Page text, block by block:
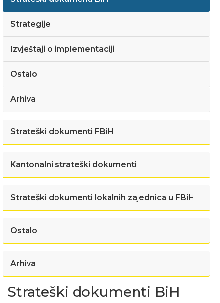
Strategije
Izvještaji o implementaciji
Ostalo
Arhiva
Strateški dokumenti FBiH
Kantonalni strateški dokumenti
Strateški dokumenti lokalnih zajednica u FBiH
Ostalo
Arhiva
Strateški dokumenti BiH